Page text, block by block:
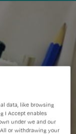
data, like browsing
I Accept enables
under we and our
or withdrawing your